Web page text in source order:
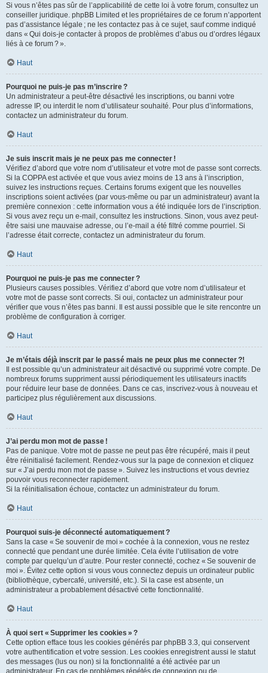
Si vous n’êtes pas sûr de l’applicabilité de cette loi à votre forum, consultez un
conseiller juridique. phpBB Limited et les propriétaires de ce forum n’apportent
pas d’assistance légale ; ne les contactez pas à ce sujet, sauf comme indiqué
dans « Qui dois-je contacter à propos de problèmes d’abus ou d’ordres légaux
liés à ce forum ? ».
Haut
Pourquoi ne puis-je pas m’inscrire ?
Un administrateur a peut-être désactivé les inscriptions, ou banni votre
adresse IP, ou interdit le nom d’utilisateur souhaité. Pour plus d’informations,
contactez un administrateur du forum.
Haut
Je suis inscrit mais je ne peux pas me connecter !
Vérifiez d’abord que votre nom d’utilisateur et votre mot de passe sont corrects.
Si la COPPA est activée et que vous aviez moins de 13 ans à l’inscription,
suivez les instructions reçues. Certains forums exigent que les nouvelles
inscriptions soient activées (par vous-même ou par un administrateur) avant la
première connexion : cette information vous a été indiquée lors de l’inscription.
Si vous avez reçu un e-mail, consultez les instructions. Sinon, vous avez peut-
être saisi une mauvaise adresse, ou l’e-mail a été filtré comme pourriel. Si
l’adresse était correcte, contactez un administrateur du forum.
Haut
Pourquoi ne puis-je pas me connecter ?
Plusieurs causes possibles. Vérifiez d’abord que votre nom d’utilisateur et
votre mot de passe sont corrects. Si oui, contactez un administrateur pour
vérifier que vous n’êtes pas banni. Il est aussi possible que le site rencontre un
problème de configuration à corriger.
Haut
Je m’étais déjà inscrit par le passé mais ne peux plus me connecter ?!
Il est possible qu’un administrateur ait désactivé ou supprimé votre compte. De
nombreux forums suppriment aussi périodiquement les utilisateurs inactifs
pour réduire leur base de données. Dans ce cas, inscrivez-vous à nouveau et
participez plus régulièrement aux discussions.
Haut
J’ai perdu mon mot de passe !
Pas de panique. Votre mot de passe ne peut pas être récupéré, mais il peut
être réinitialisé facilement. Rendez-vous sur la page de connexion et cliquez
sur « J’ai perdu mon mot de passe ». Suivez les instructions et vous devriez
pouvoir vous reconnecter rapidement.
Si la réinitialisation échoue, contactez un administrateur du forum.
Haut
Pourquoi suis-je déconnecté automatiquement ?
Sans la case « Se souvenir de moi » cochée à la connexion, vous ne restez
connecté que pendant une durée limitée. Cela évite l’utilisation de votre
compte par quelqu’un d’autre. Pour rester connecté, cochez « Se souvenir de
moi ». Évitez cette option si vous vous connectez depuis un ordinateur public
(bibliothèque, cybercafé, université, etc.). Si la case est absente, un
administrateur a probablement désactivé cette fonctionnalité.
Haut
À quoi sert « Supprimer les cookies » ?
Cette option efface tous les cookies générés par phpBB 3.3, qui conservent
votre authentification et votre session. Les cookies enregistrent aussi le statut
des messages (lus ou non) si la fonctionnalité a été activée par un